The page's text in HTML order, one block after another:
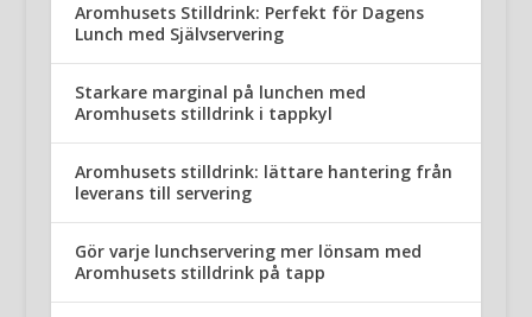
Aromhusets Stilldrink: Perfekt för Dagens
Lunch med Självservering
Starkare marginal på lunchen med
Aromhusets stilldrink i tappkyl
Aromhusets stilldrink: lättare hantering från
leverans till servering
Gör varje lunchservering mer lönsam med
Aromhusets stilldrink på tapp